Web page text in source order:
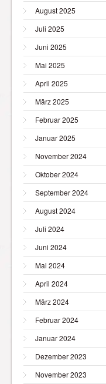
August 2025
Juli 2025
Juni 2025
Mai 2025
April 2025
März 2025
Februar 2025
Januar 2025
November 2024
Oktober 2024
September 2024
August 2024
Juli 2024
Juni 2024
Mai 2024
April 2024
März 2024
Februar 2024
Januar 2024
Dezember 2023
November 2023